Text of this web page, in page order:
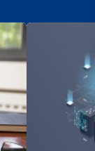
Visuel